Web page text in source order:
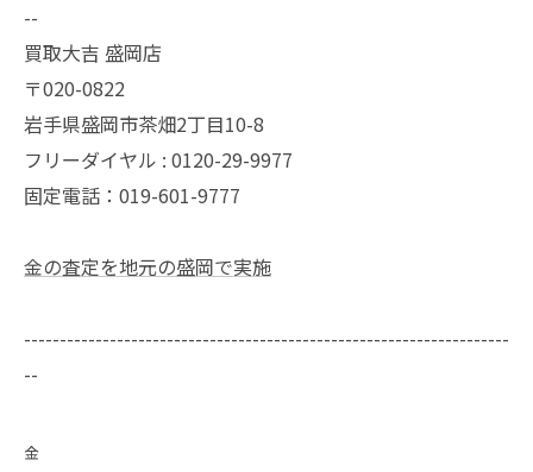
--
買取大吉 盛岡店
〒020-0822
岩手県盛岡市茶畑2丁目10-8
フリーダイヤル : 0120-29-9977
固定電話：019-601-9777
金の査定を地元の盛岡で実施
--------------------------------------------------------------------
--
金